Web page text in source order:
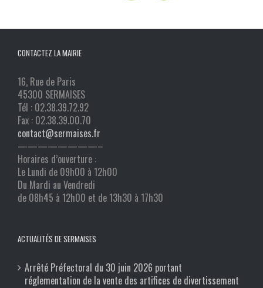
CONTACTEZ LA MAIRIE
16, Rue de Paris
45300 SERMAISES
Tél : 02.38.39.72.92
Fax : 02.38.39.00.70
contact@sermaises.fr
————————–
Horaires d’ouverture :
Le Lundi de 09h00 à 12h00
Du Mardi au Vendredi
de 08h45 à 12h00 et de 13h30 à 17h30
ACTUALITÉS DE SERMAISES
Arrêté Préfectoral du 30 juin 2026 portant
réglementation de la vente des artifices de divertissement